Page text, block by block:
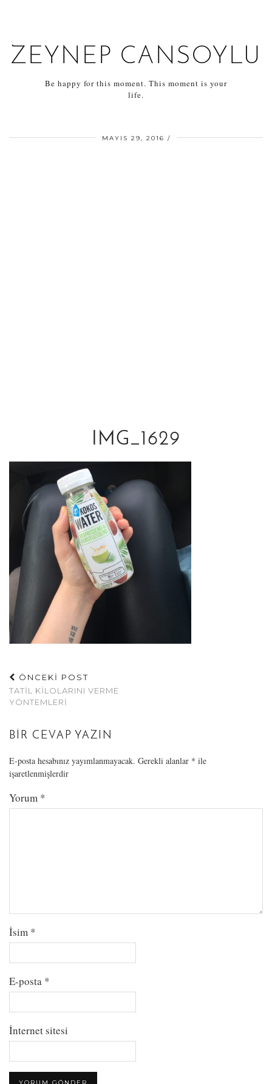
ZEYNEP CANSOYLU
Be happy for this moment. This moment is your
life.
MAYIS 29, 2016
IMG_1629
ÖNCEKİ POST
TATIL KILOLARINI VERME
YÖNTEMLERI
BIR CEVAP YAZIN
E-posta hesabınız yayımlanmayacak. Gerekli alanlar * ile
işaretlenmişlerdir
Yorum *
İsim *
E-posta *
İnternet sitesi